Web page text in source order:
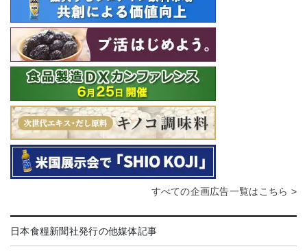
すべての企画広告一覧はこちら >
日本食糧新聞社発行の他媒体記事